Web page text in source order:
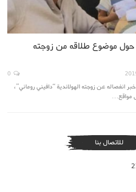
حول موضوع طلاقه من زوجته
انفصاله عن زوجته الهولاندية “دافيني روماني”،
مواقع…
للاتصال بنا